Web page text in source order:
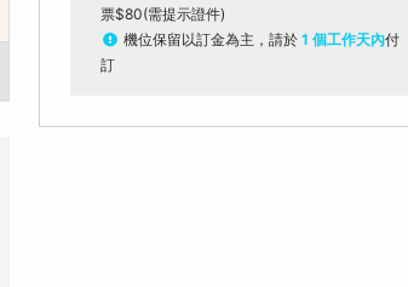
票$80(需提示證件)
機位保留以訂金為主，請於 1 個工作天內付
訂